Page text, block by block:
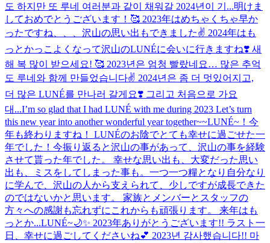
도 하지만 또 루네 여러분과 같이 채워갈 2024년이 기...明けま
しておめでとうございます！🥰 2023年はめちゃくちゃ早か
ったですね、、、沢山の思い出もできました✌️ 2024年はも
っとかっこよくなって沢山のLUNÉに会いに行きますね❣️ 새
해 복 많이 받으세요! 🥰 2023년은 엄청 빨랐네요… 많은 추억
도 루네와 함께 만들었습니다✌️ 2024년은 좀 더 멋있어지고,
더 많은 LUNÉ를 만나러 갈게요❣️ 그리고 처음으로 가요
대...I’m so glad that I had LUNÉ with me during 2023 Let’s turn
this new year into another wonderful year together~~LUNÉ~！今
年も終わりますね！ LUNÉのお陰でとても幸せに過ごせた一
年でした！今振り返ると沢山の事があって、沢山の事を経験
させて貰った年でした。 幸せな思い出も、大変だった思い
出も、ミスをしてしまった事も。一つ一つ糧となり自分なり
に学んで、沢山の人から支えられて、少しですが成長できた
のではないかと思います。 家族とメンバーとスタッフの
方々への感謝も忘れずにこれからも頑張ります。 来年はも
っとか...LUNÉ~🌙✨️ 2023年ありがとうございます!! ラスト一
日、幸せに過ごしてくださいね💕︎ 2023년 감사했습니다!! 마